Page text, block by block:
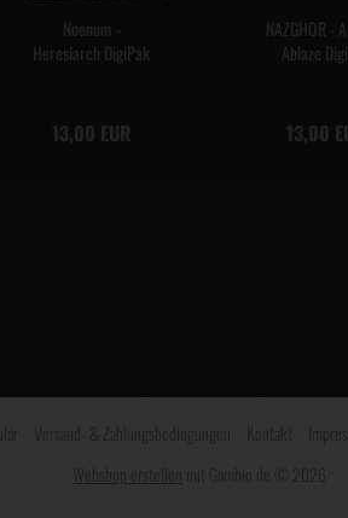
Noenum -
Heresiarch DigiPak
13,00 EUR
NAZGHOR -
Ablaze
13,00